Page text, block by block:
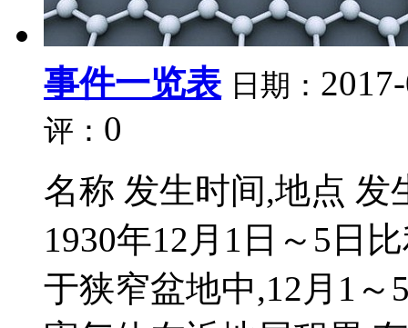
事件一览表 日期：
评： 0
名称 发生时间,地点 发
1930年12月1日～5日
于狭窄盆地中,12月1